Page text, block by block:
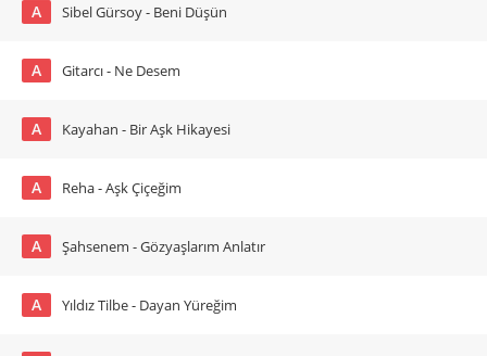
A Sibel Gürsoy - Beni Düşün
A Gitarcı - Ne Desem
A Kayahan - Bir Aşk Hikayesi
A Reha - Aşk Çiçeğim
A Şahsenem - Gözyaşlarım Anlatır
A Yıldız Tilbe - Dayan Yüreğim